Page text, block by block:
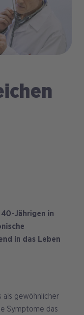
40-Jährigen in
in das Leben
als gewöhnlicher
Symptome das